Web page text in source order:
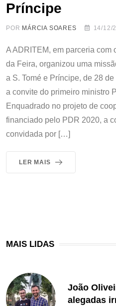
Príncipe
POR MÁRCIA SOARES 14/12/
A ADRITEM, em parceria com
da Feira, organizou uma
a S. Tomé e Príncipe, de 28
a convite do primeiro ministro
Enquadrado no projeto de
financiado pelo PDR 2020, a
convidada por […]
LER MAIS
MAIS LIDAS
João
alegadas